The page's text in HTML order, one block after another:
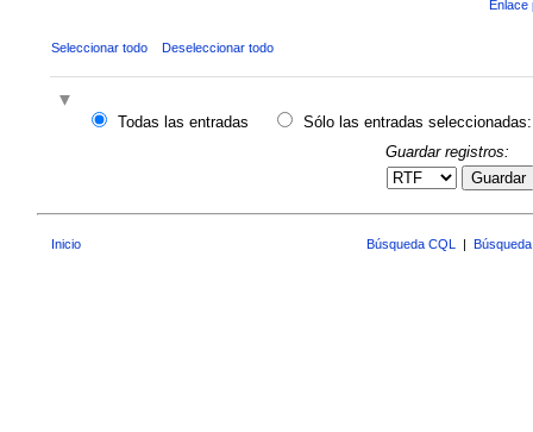
Enlace
Seleccionar todo Deseleccionar todo
Todas las entradas
Sólo las entradas seleccionadas:
Guardar registros:
Guardar
Inicio Búsqueda CQL